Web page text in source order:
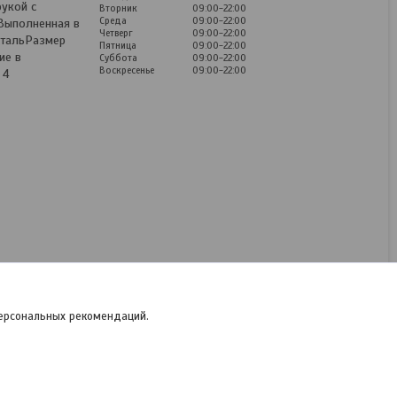
с
в
в
Вторник
09:00-22:00
Среда
09:00-22:00
Четверг
09:00-22:00
Пятница
09:00-22:00
Суббота
09:00-22:00
Воскресенье
09:00-22:00
рекомендаций.